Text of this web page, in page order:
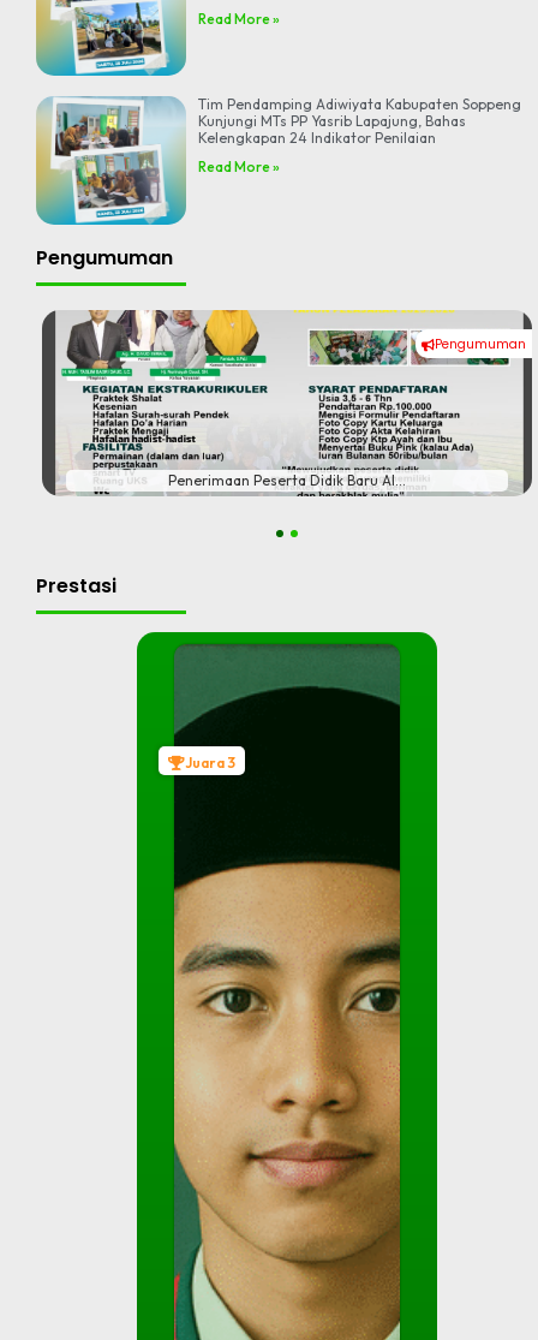
Read More »
Tim Pendamping Adiwiyata Kabupaten Soppeng
Kunjungi MTs PP Yasrib Lapajung, Bahas
Kelengkapan 24 Indikator Penilaian
Read More »
Pengumuman
Pengumuman
Penerimaan Peserta Didik Baru Al...
Prestasi
Juara 3